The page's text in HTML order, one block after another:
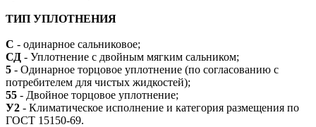
ТИП УПЛОТНЕНИЯ
С - одинарное сальниковое;
СД - Уплотнение с двойным мягким сальником;
5 - Одинарное торцовое уплотнение (по согласованию с
потребителем для чистых жидкостей);
55 - Двойное торцовое уплотнение;
У2 - Климатическое исполнение и категория размещения по
ГОСТ 15150-69.